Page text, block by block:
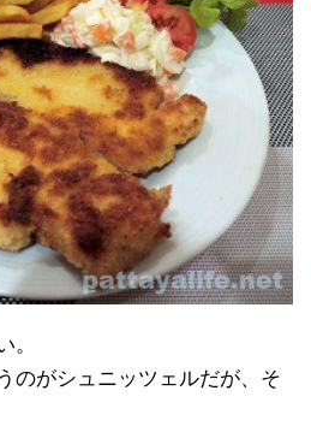
。
のがシュニッツェルだが、そ